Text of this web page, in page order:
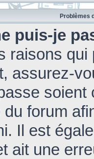
Problèmes
puis-je
raisons
assurez-
soient
du forum
Il est
ait une